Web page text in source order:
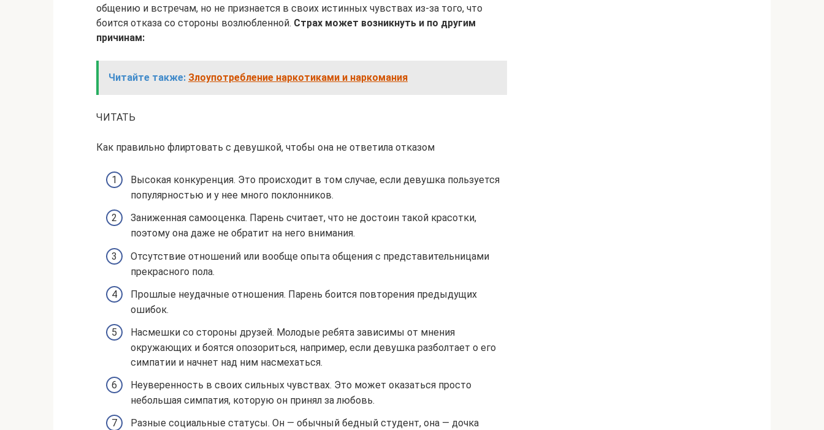
общению и встречам, но не признается в своих истинных чувствах из-за того, что
боится отказа со стороны возлюбленной. Страх может возникнуть и по другим
причинам:
Читайте также: Злоупотребление наркотиками и наркомания
ЧИТАТЬ
Как правильно флиртовать с девушкой, чтобы она не ответила отказом
Высокая конкуренция. Это происходит в том случае, если девушка пользуется
популярностью и у нее много поклонников.
Заниженная самооценка. Парень считает, что не достоин такой красотки,
поэтому она даже не обратит на него внимания.
Отсутствие отношений или вообще опыта общения с представительницами
прекрасного пола.
Прошлые неудачные отношения. Парень боится повторения предыдущих
ошибок.
Насмешки со стороны друзей. Молодые ребята зависимы от мнения
окружающих и боятся опозориться, например, если девушка разболтает о его
симпатии и начнет над ним насмехаться.
Неуверенность в своих сильных чувствах. Это может оказаться просто
небольшая симпатия, которую он принял за любовь.
Разные социальные статусы. Он — обычный бедный студент, она — дочка